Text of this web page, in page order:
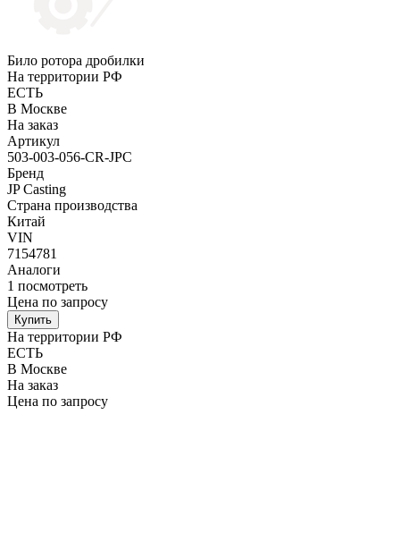
Било ротора дробилки
На территории РФ
ЕСТЬ
В Москве
На заказ
Артикул
503-003-056-CR-JPC
Бренд
JP Casting
Страна производства
Китай
VIN
7154781
Аналоги
1 посмотреть
Цена по запросу
Купить
На территории РФ
ЕСТЬ
В Москве
На заказ
Цена по запросу